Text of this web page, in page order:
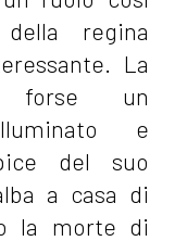
regina
La
forse un
e
del suo
a casa di
la morte di